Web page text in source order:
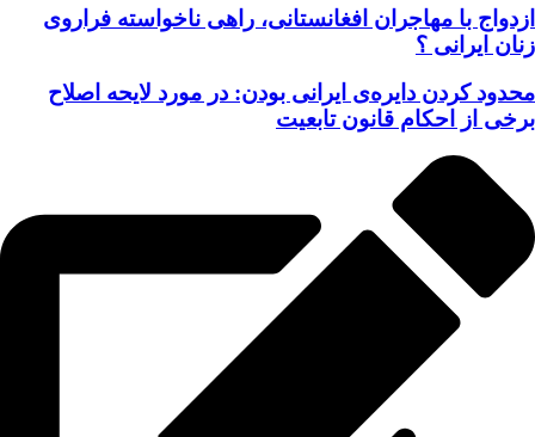
ازدواج با مهاجران افغانستانی، راهی ناخواسته فراروی
زنان ایرانی ؟
محدود کردن دایره‌ی ایرانی بودن: در مورد لایحه اصلاح
برخی از احکام قانون تابعیت